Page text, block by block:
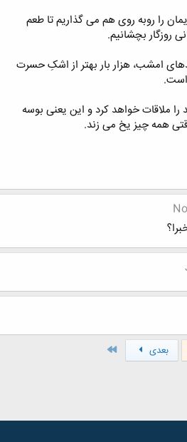
را روبه روى هم مى گذاریم تا طعم
روزگار بچشانیم.
امشب، هزار بار بهتر از اشکِ حسرت
ملاقات خواهد کرد و این یعنی بوسه
همه چیز یخ می زند.
بعدی